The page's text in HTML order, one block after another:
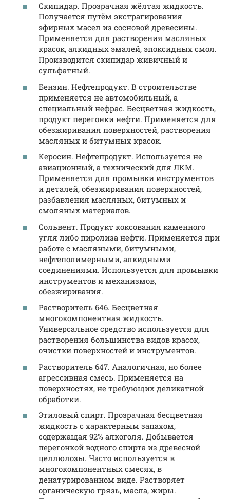
Скипидар. Прозрачная жёлтая жидкость.
Получается путём экстрагирования
эфирных масел из сосновой древесины.
Применяется для растворения масляных
красок, алкидных эмалей, эпоксидных смол.
Производится скипидар живичный и
сульфатный.
Бензин. Нефтепродукт. В строительстве
применяется не автомобильный, а
специальный нефрас. Бесцветная жидкость,
продукт перегонки нефти. Применяется для
обезжиривания поверхностей, растворения
масляных и битумных красок.
Керосин. Нефтепродукт. Используется не
авиационный, а технический для ЛКМ.
Применяется для промывки инструментов
и деталей, обезжиривания поверхностей,
разбавления масляных, битумных и
смоляных материалов.
Сольвент. Продукт коксования каменного
угля либо пиролиза нефти. Применяется при
работе с масляными, битумными,
нефтеполимерными, алкидными
соединениями. Используется для промывки
инструментов и механизмов,
обезжиривания.
Растворитель 646. Бесцветная
многокомпонентная жидкость.
Универсальное средство используется для
растворения большинства видов красок,
очистки поверхностей и инструментов.
Растворитель 647. Аналогичная, но более
агрессивная смесь. Применяется на
поверхностях, не требующих деликатной
обработки.
Этиловый спирт. Прозрачная бесцветная
жидкость с характерным запахом,
содержащая 92% алкоголя. Добывается
перегонкой водного спирта из древесной
целлюлозы. Часто используется в
многокомпонентных смесях, в
денатурированном виде. Растворяет
органическую грязь, масла, жиры.